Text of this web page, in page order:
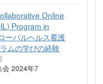
Online
Program in
ーバルヘルス看護
ムの学びの経験
会 2024年7